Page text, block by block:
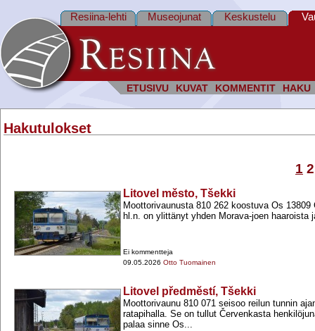
ETUSIVU KUVAT KOMMENTIT HAKU
Resiina-lehti Museojunat Keskustelu
Hakutulokset
1 2
Litovel město, Tšekki
Moottorivaunusta 810 262 koostuva Os
hl.n. on ylittänyt yhden Morava-​joen haaroista
Ei kommentteja
09.05.2026 Otto Tuomainen
Litovel předměstí, Tšekki
Moottorivaunu 810 071 seisoo reilun tunnin
ratapihalla. Se on tullut Červenkasta
palaa sinne Os...